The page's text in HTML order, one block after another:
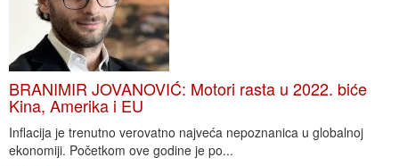
BRANIMIR JOVANOVIĆ: Motori rasta u 2022. biće
Kina, Amerika i EU
Inflacija je trenutno verovatno najveća nepoznanica u globalnoj
ekonomiji. Početkom ove godine je po...